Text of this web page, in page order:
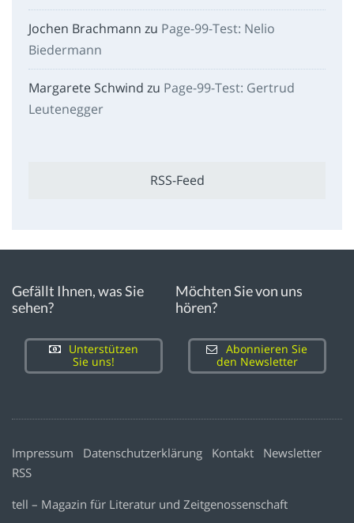
Jochen Brachmann zu Page-99-Test: Nelio
Biedermann
Margarete Schwind zu Page-99-Test: Gertrud
Leutenegger
RSS-Feed
Gefällt Ihnen, was Sie
sehen?
Unterstützen
Sie uns!
Möchten Sie von uns
hören?
Abonnieren Sie
den Newsletter
Impressum Datenschutzerklärung Kontakt
Newsletter
RSS
tell – Magazin für Literatur und Zeitgenossenschaft